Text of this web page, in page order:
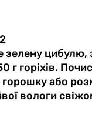
зелену
г горіхів.
горошку або
вологи